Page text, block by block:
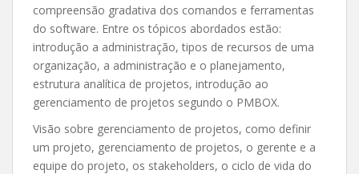
compreensão gradativa dos comandos e ferramentas
do software. Entre os tópicos abordados estão:
introdução a administração, tipos de recursos de uma
organização, a administração e o planejamento,
estrutura analítica de projetos, introdução ao
gerenciamento de projetos segundo o PMBOX.
Visão sobre gerenciamento de projetos, como definir
um projeto, gerenciamento de projetos, o gerente e a
equipe do projeto, os stakeholders, o ciclo de vida do